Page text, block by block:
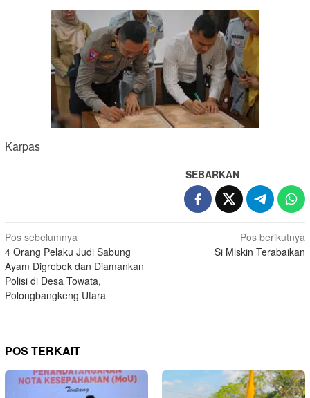
Karpas
SEBARKAN
Navigasi
pos
Pos sebelumnya
4 Orang Pelaku Judi Sabung
Ayam Digrebek dan Diamankan
Polisi di Desa Towata,
Polongbangkeng Utara
Pos berikutnya
Si Miskin Terabaikan
POS TERKAIT